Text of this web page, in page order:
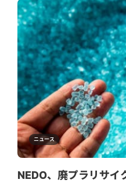
ニュース
NEDO、廃プラリサイ